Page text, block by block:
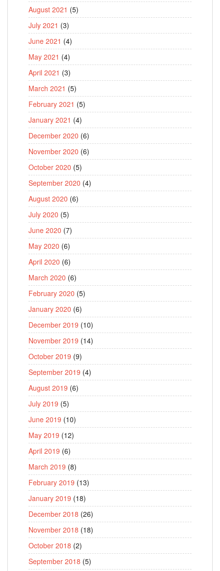
August 2021 (5)
July 2021 (3)
June 2021 (4)
May 2021 (4)
April 2021 (3)
March 2021 (5)
February 2021 (5)
January 2021 (4)
December 2020 (6)
November 2020 (6)
October 2020 (5)
September 2020 (4)
August 2020 (6)
July 2020 (5)
June 2020 (7)
May 2020 (6)
April 2020 (6)
March 2020 (6)
February 2020 (5)
January 2020 (6)
December 2019 (10)
November 2019 (14)
October 2019 (9)
September 2019 (4)
August 2019 (6)
July 2019 (5)
June 2019 (10)
May 2019 (12)
April 2019 (6)
March 2019 (8)
February 2019 (13)
January 2019 (18)
December 2018 (26)
November 2018 (18)
October 2018 (2)
September 2018 (5)